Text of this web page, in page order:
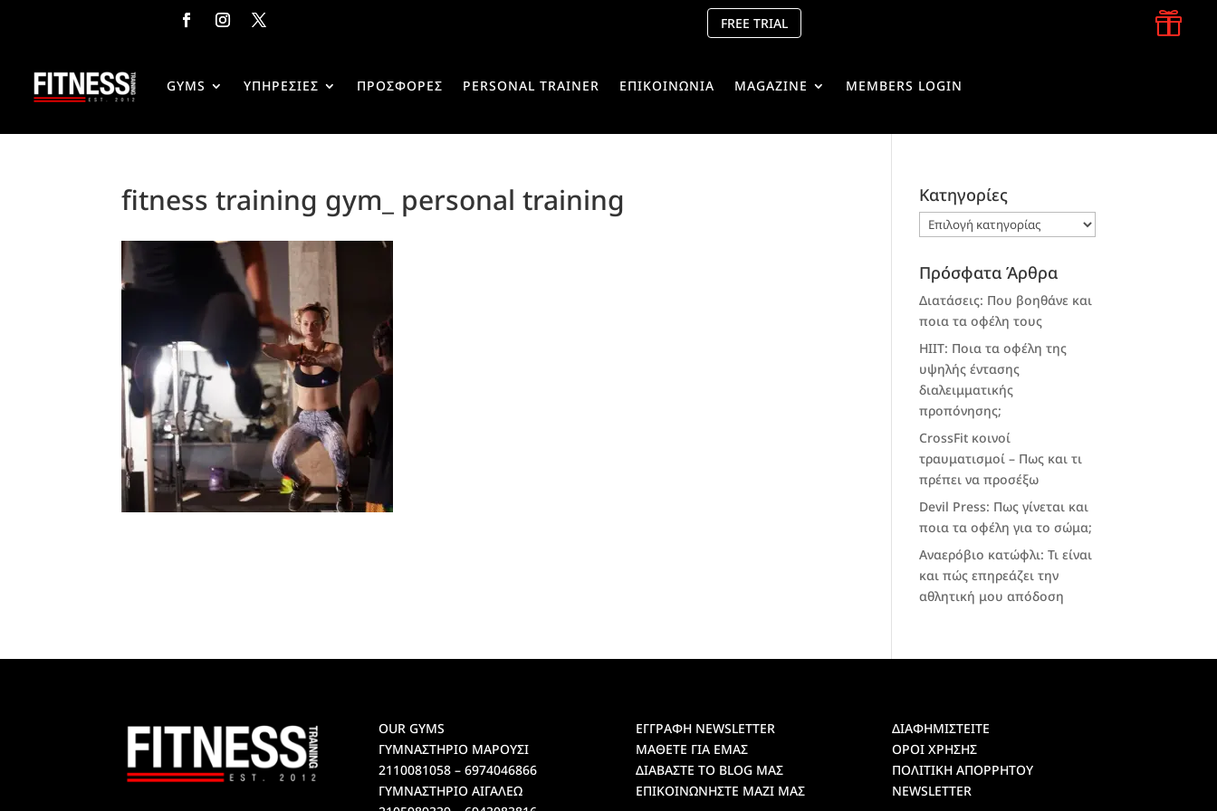
FREE TRIAL 
GYMS ΥΠΗΡΕΣΙΕΣ ΠΡΟΣΦΟΡΕΣ PERSONAL TRAINER ΕΠΙΚΟΙΝΩΝΙΑ MAGAZINE MEMBERS LOGIN
fitness training gym_ personal training Kατηγορίες
Kατηγορίες
Πρόσφατα Άρθρα
Διατάσεις: Που βοηθάνε και
ποια τα οφέλη τους
HIIT: Ποια τα οφέλη της
υψηλής έντασης
διαλειμματικής
προπόνησης;
CrossFit κοινοί
τραυματισμοί – Πως και τι
πρέπει να προσέξω
Devil Press: Πως γίνεται και
ποια τα οφέλη για το σώμα;
Αναερόβιο κατώφλι: Τι είναι
και πώς επηρεάζει την
αθλητική μου απόδοση
OUR GYMS
ΓΥΜΝΑΣΤΗΡΙΟ ΜΑΡΟΥΣΙ
2110081058 – 6974046866
ΓΥΜΝΑΣΤΗΡΙΟ ΑΙΓΑΛΕΩ
ΕΓΓΡΑΦΗ NEWSLETTER
ΜΑΘΕΤΕ ΓΙΑ ΕΜΑΣ
ΔΙΑΒΑΣΤΕ ΤΟ BLOG ΜΑΣ
ΕΠΙΚΟΙΝΩΝΗΣΤΕ ΜΑΖΙ ΜΑΣ
ΔΙΑΦΗΜΙΣΤΕΙΤΕ
ΟΡΟΙ ΧΡΗΣΗΣ
ΠΟΛΙΤΙΚΗ ΑΠΟΡΡΗΤΟΥ
NEWSLETTER